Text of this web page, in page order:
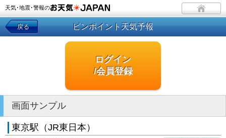
天気･地震･警報の
戻る ピンポイント天気予報
ログイン
/会員登録
画面サンプル
東京駅（JR東日本）